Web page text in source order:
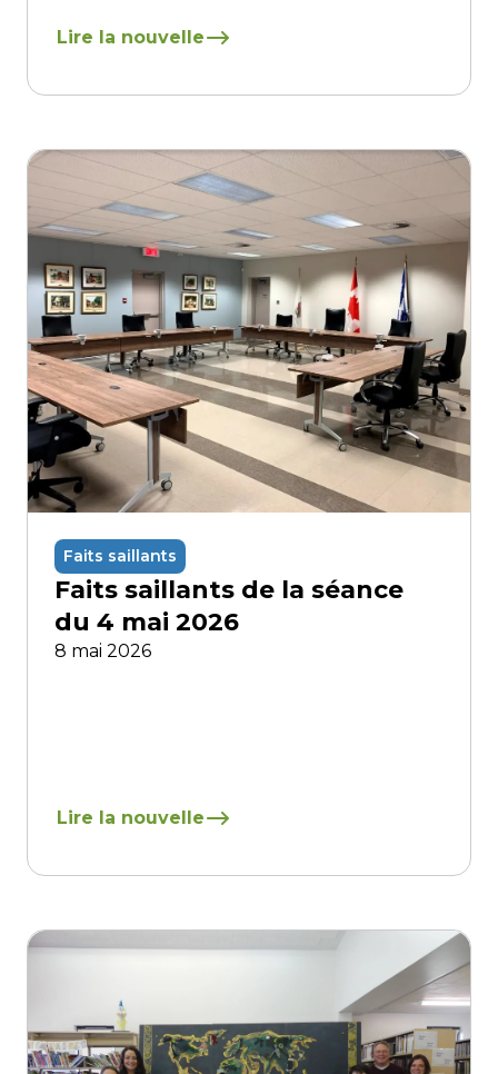
En savoir plus
Faits saillants
Faits saillants de la séance
du 4 mai 2026
8 mai 2026
En savoir plus